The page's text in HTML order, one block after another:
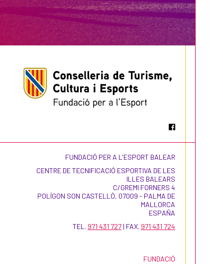
FUNDACIÓ PER A L'ESPORT BALEAR
CENTRE DE TECNIFICACIÓ ESPORTIVA DE LES
ILLES BALEARS
C/GREMI FORNERS 4
POLÍGON SON CASTELLÓ, 07009 - PALMA DE
MALLORCA
ESPAÑA
TEL. 971 431 727 | FAX. 971 431 724
FUNDACIÓ